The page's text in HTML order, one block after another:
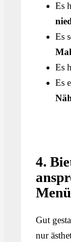
Es
Es
Es
Es
4.
Gut
nur